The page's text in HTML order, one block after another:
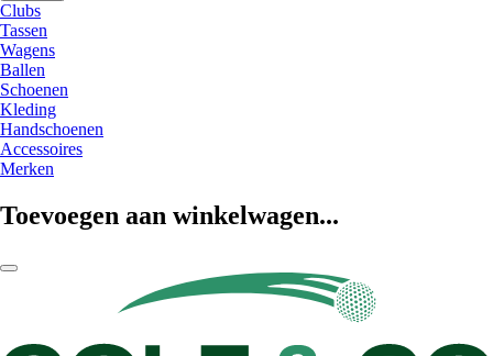
Clubs
Tassen
Wagens
Ballen
Schoenen
Kleding
Handschoenen
Accessoires
Merken
Toevoegen aan winkelwagen...